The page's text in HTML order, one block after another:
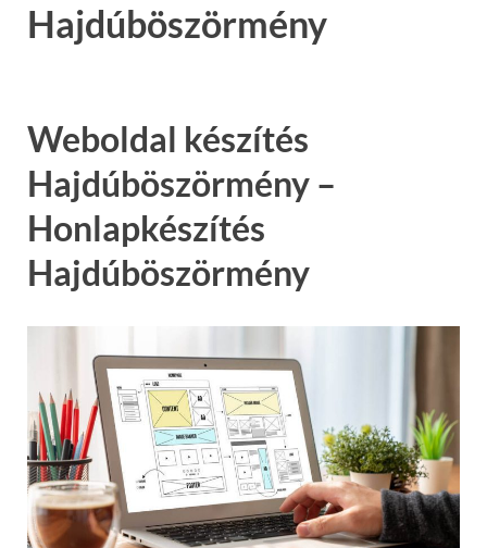
Hajdúböszörmény
Weboldal készítés
Hajdúböszörmény –
Honlapkészítés
Hajdúböszörmény